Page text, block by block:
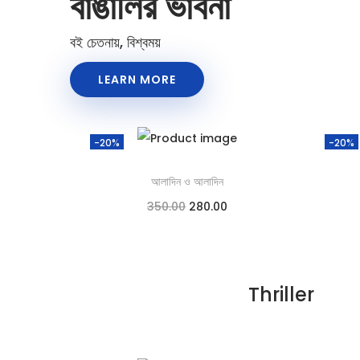
বই চেতনায়, বিশ্বময়
LEARN MORE
-20%
আলাদিন ও আলাদিন
350.00 280.00
-20%
Thriller